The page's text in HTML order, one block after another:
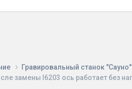
Гравировальный станок "Сауно"